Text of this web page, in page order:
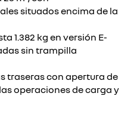
situados encima de la
1.382 kg en versión E-
sin trampilla
traseras con apertura de
operaciones de carga y